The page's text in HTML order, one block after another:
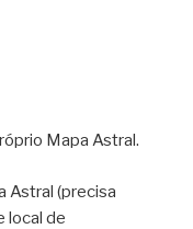
Mapa Astral.
Astral (precisa
local de